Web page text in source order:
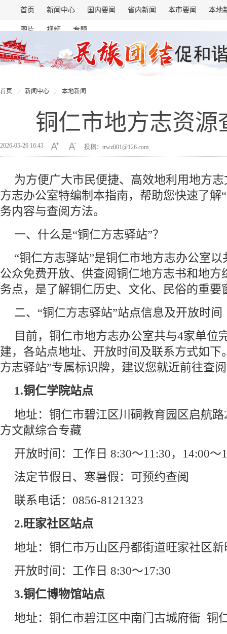
首页 新闻中心 国内要闻 省内新闻 本市要闻 本地
图片 视频 专题
首页 新闻中心 本地新闻
铜仁市地方志资源
2026-05-26 16:43 投稿：trwz001@126.com
为方便广大市民便捷、高效地利用地方
方志办公室特编制本指南，帮助您快速了解
务内容与查阅方法。
一、什么是“铜仁方志驿站”？
“铜仁方志驿站”是铜仁市地方志办公室
公众免费开放、供查阅铜仁地方志书和地方
务点，是了解铜仁历史、文化、民俗的重要
二、“铜仁方志驿站”站点信息及开放时间
目前，铜仁市地方志办公室共与4家单位
建，各站点地址、开放时间及联系方式如下
方志驿站”专属标识牌，建议您就近前往查
1.铜仁学院站点
地址：铜仁市碧江区川硐教育园区启航
方文献综合专藏
开放时间：工作日 8:30～11:30，14:00～
法定节假日、寒暑假：可预约查阅
联系电话：0856-8121323
2.旺家社区站点
地址：铜仁市万山区丹都街道旺家社区
开放时间：工作日 8:30～17:30
3.铜仁博物馆站点
地址：铜仁市碧江区中南门古城府衙 铜